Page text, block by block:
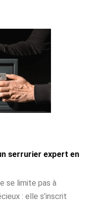
serrurier expert en
se limite pas à
: elle s’inscrit